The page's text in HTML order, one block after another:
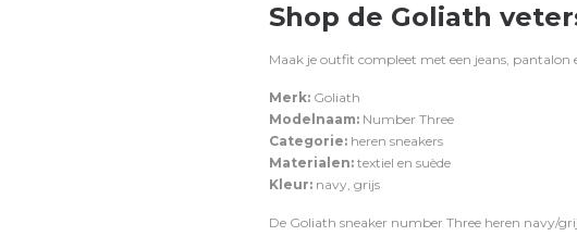
Shop de Goliath
Maak je outfit compleet met een jeans, pantalon
Merk: Goliath
Modelnaam: Number Three
Categorie: heren sneakers
Materialen: textiel en suède
Kleur: navy, grijs
De Goliath sneaker number Three heren navy/